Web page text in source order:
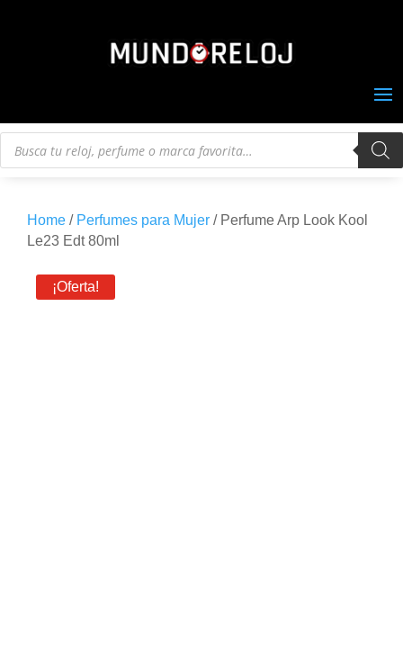
Búsqueda
Home / Perfumes para Mujer / Perfume Arp Look Kool
Le23 Edt 80ml
¡Oferta!